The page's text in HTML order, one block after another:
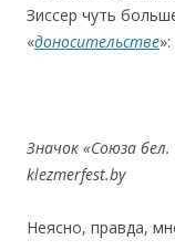
Зиссер чуть
«доносительстве»:
Значок «Союза
klezmerfest.by
Неясно, правда,